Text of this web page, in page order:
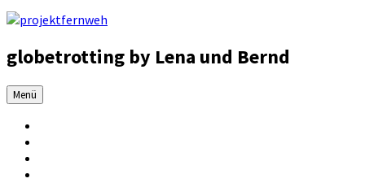
globetrotting by Lena und Bernd
Menü